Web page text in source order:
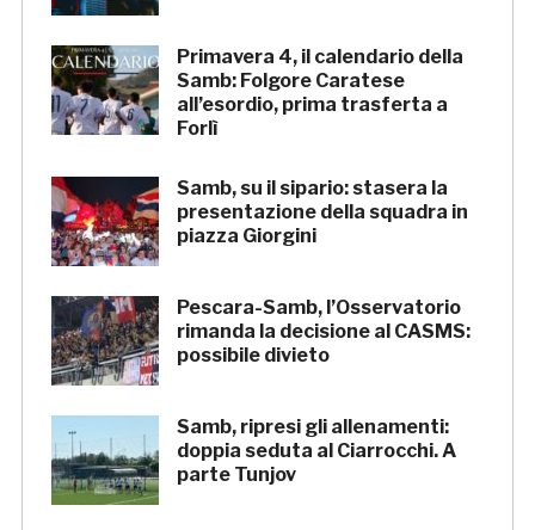
Primavera 4, il calendario della
Samb: Folgore Caratese
all’esordio, prima trasferta a
Forlì
Samb, su il sipario: stasera la
presentazione della squadra in
piazza Giorgini
Pescara-Samb, l’Osservatorio
rimanda la decisione al CASMS:
possibile divieto
Samb, ripresi gli allenamenti:
doppia seduta al Ciarrocchi. A
parte Tunjov